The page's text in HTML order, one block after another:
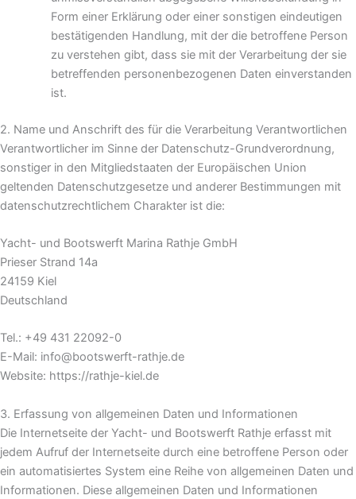
Form einer Erklärung oder einer sonstigen eindeutigen
bestätigenden Handlung, mit der die betroffene Person
zu verstehen gibt, dass sie mit der Verarbeitung der sie
betreffenden personenbezogenen Daten einverstanden
ist.
2. Name und Anschrift des für die Verarbeitung Verantwortlichen
Verantwortlicher im Sinne der Datenschutz-Grundverordnung,
sonstiger in den Mitgliedstaaten der Europäischen Union
geltenden Datenschutzgesetze und anderer Bestimmungen mit
datenschutzrechtlichem Charakter ist die:
Yacht- und Bootswerft Marina Rathje GmbH
Prieser Strand 14a
24159 Kiel
Deutschland
Tel.: +49 431 22092-0
E-Mail: info@bootswerft-rathje.de
Website: https://rathje-kiel.de
3. Erfassung von allgemeinen Daten und Informationen
Die Internetseite der Yacht- und Bootswerft Rathje erfasst mit
jedem Aufruf der Internetseite durch eine betroffene Person oder
ein automatisiertes System eine Reihe von allgemeinen Daten und
Informationen. Diese allgemeinen Daten und Informationen